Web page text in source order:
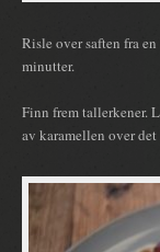
Risle over saften fra
minutter.
Finn frem tallerkener.
av karamellen over